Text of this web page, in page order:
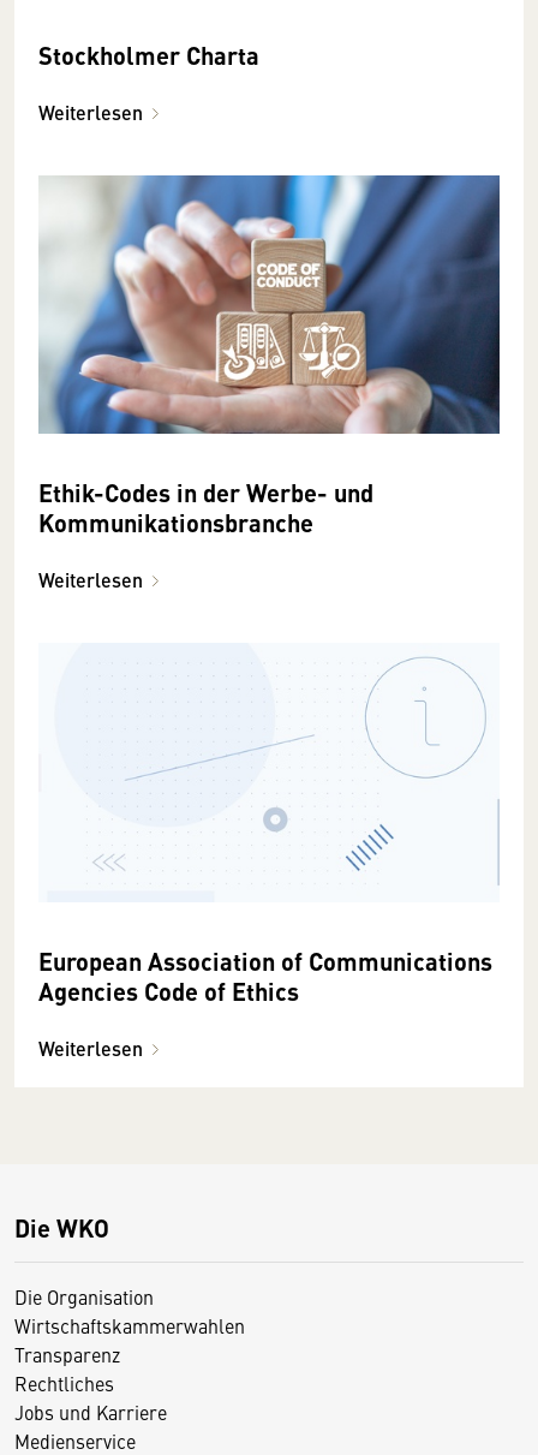
Stockholmer Charta
Weiterlesen
Ethik-Codes in der Werbe- und
Kommunikationsbranche
Weiterlesen
European Association of Communications
Agencies Code of Ethics
Weiterlesen
Die WKO
Die Organisation
Wirtschaftskammerwahlen
Transparenz
Rechtliches
Jobs und Karriere
Medienservice